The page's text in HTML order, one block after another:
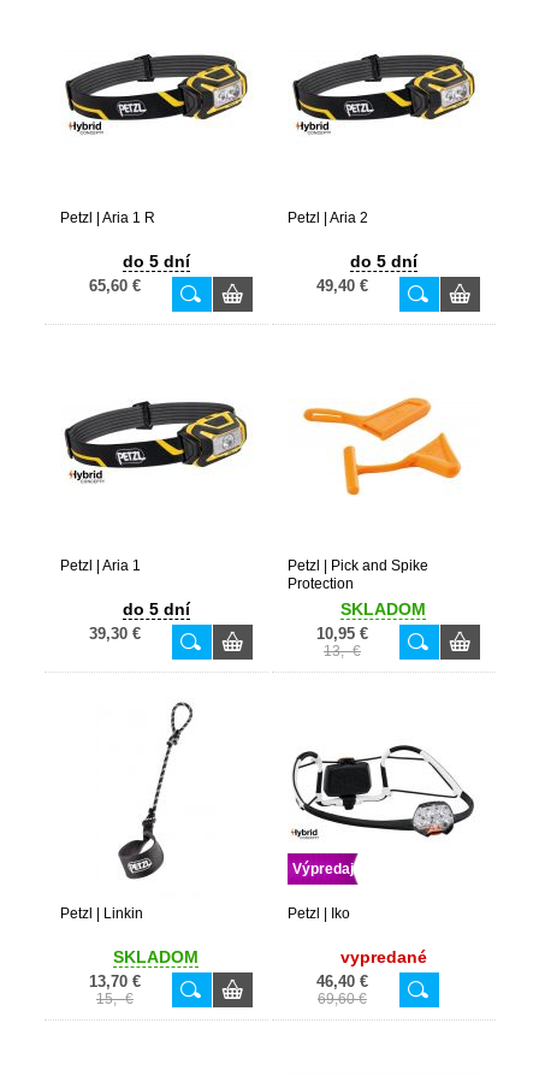
Petzl | Aria 1 R
do 5 dní
65,60 €
Petzl | Aria 2
do 5 dní
49,40 €
Petzl | Aria 1
do 5 dní
39,30 €
Petzl | Pick and Spike
Protection
SKLADOM
10,95 €
13,- €
Petzl | Linkin
SKLADOM
13,70 €
15,- €
Výpredaj
Petzl | Iko
vypredané
46,40 €
69,60 €